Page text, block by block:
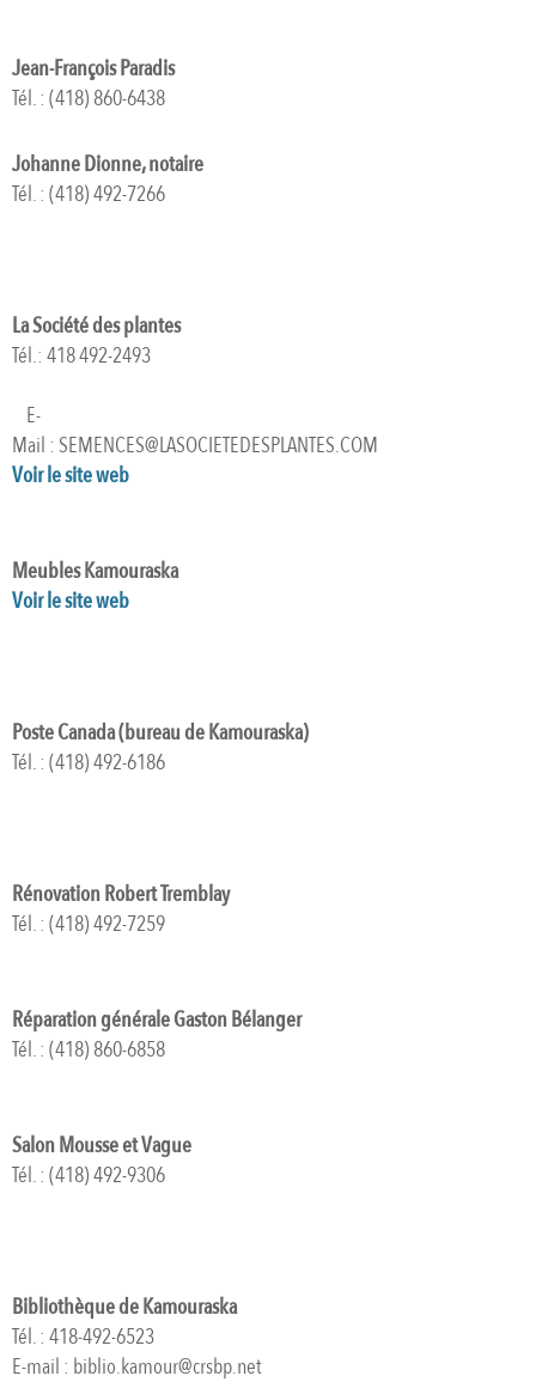
Jean-François Paradis
Tél. : (418) 860-6438
Johanne Dionne, notaire
Tél. : (418) 492-7266
La Société des plantes
Tél.: 418 492-2493
E-
Mail : SEMENCES@LASOCIETEDESPLANTES.COM
Voir le site web
Meubles Kamouraska
Voir le site web
Poste Canada (bureau de Kamouraska)
Tél. : (418) 492-6186
Rénovation Robert Tremblay
Tél. : (418) 492-7259
Réparation générale Gaston Bélanger
Tél. : (418) 860-6858
Salon Mousse et Vague
Tél. : (418) 492-9306
Bibliothèque de Kamouraska
Tél. : 418-492-6523
E-mail : biblio.kamour@crsbp.net